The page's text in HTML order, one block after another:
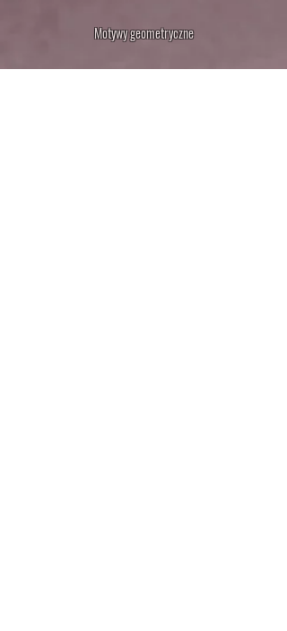
Motywy geometryczne